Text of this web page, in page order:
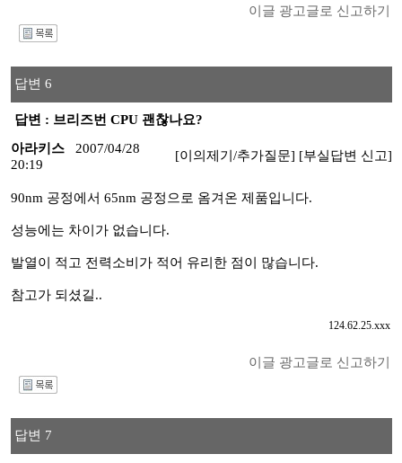
이글 광고글로 신고하기
답변 6
답변 : 브리즈번 CPU 괜찮나요?
아라키스
2007/04/28
20:19
[이의제기/추가질문] [부실답변 신고]
90nm 공정에서 65nm 공정으로 옴겨온 제품입니다.
성능에는 차이가 없습니다.
발열이 적고 전력소비가 적어 유리한 점이 많습니다.
참고가 되셨길..
124.62.25.xxx
이글 광고글로 신고하기
답변 7